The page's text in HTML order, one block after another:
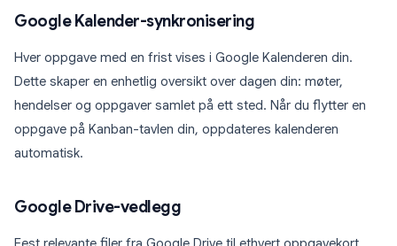
Google Kalender-synkronisering
Hver oppgave med en frist vises i Google Kalenderen din.
Dette skaper en enhetlig oversikt over dagen din: møter,
hendelser og oppgaver samlet på ett sted. Når du flytter en
oppgave på Kanban-tavlen din, oppdateres kalenderen
automatisk.
Google Drive-vedlegg